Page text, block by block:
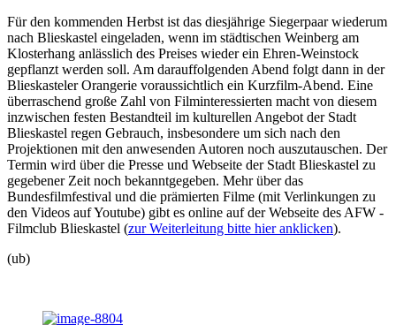
Für den kommenden Herbst ist das diesjährige Siegerpaar wiederum
nach Blieskastel eingeladen, wenn im städtischen Weinberg am
Klosterhang anlässlich des Preises wieder ein Ehren-Weinstock
gepflanzt werden soll. Am darauffolgenden Abend folgt dann in der
Blieskasteler Orangerie voraussichtlich ein Kurzfilm-Abend. Eine
überraschend große Zahl von Filminteressierten macht von diesem
inzwischen festen Bestandteil im kulturellen Angebot der Stadt
Blieskastel regen Gebrauch, insbesondere um sich nach den
Projektionen mit den anwesenden Autoren noch auszutauschen. Der
Termin wird über die Presse und Webseite der Stadt Blieskastel zu
gegebener Zeit noch bekanntgegeben. Mehr über das
Bundesfilmfestival und die prämierten Filme (mit Verlinkungen zu
den Videos auf Youtube) gibt es online auf der Webseite des AFW -
Filmclub Blieskastel (zur Weiterleitung bitte hier anklicken).
(ub)